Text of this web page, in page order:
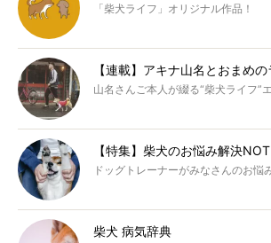
「柴犬ライフ」オリジナル作品！
【連載】アキナ山名とおまめ
山名さんご本人が綴る“柴犬ライフ”エ
【特集】柴犬のお悩み解決
ドッグトレーナーがみなさんのお悩
柴犬 病気辞典